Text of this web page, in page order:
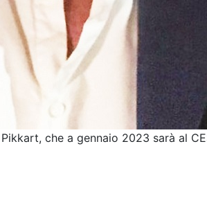
che a gennaio 2023 sarà al